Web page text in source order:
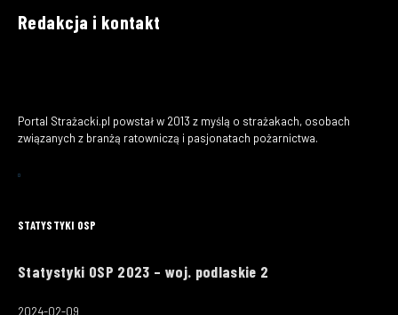
Redakcja i kontakt
Portal Strażacki.pl powstał w 2013 z myślą o strażakach, osobach
związanych z branżą ratowniczą i pasjonatach pożarnictwa.
STATYSTYKI OSP
Statystyki OSP 2023 – woj. podlaskie 2
2024-02-09